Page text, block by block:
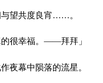
望共度良宵……。
的很幸福。——拜拜」
夜幕中陨落的流星。